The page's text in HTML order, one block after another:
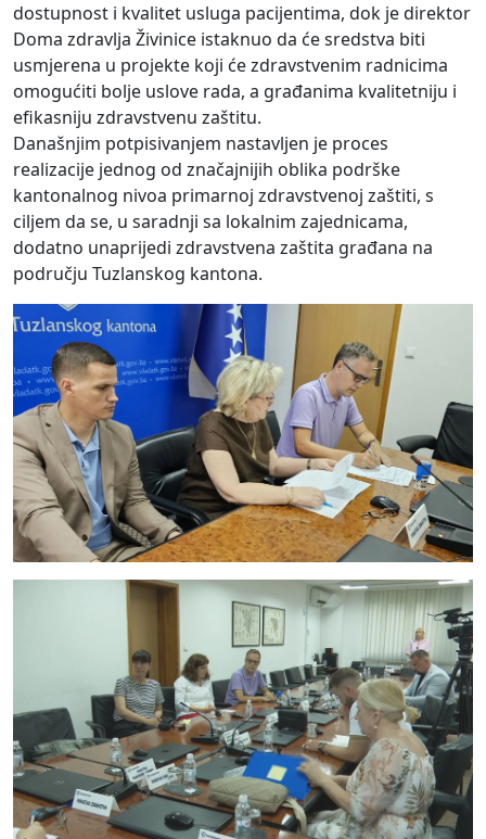
dostupnost i kvalitet usluga pacijentima, dok je direktor
Doma zdravlja Živinice istaknuo da će sredstva biti
usmjerena u projekte koji će zdravstvenim radnicima
omogućiti bolje uslove rada, a građanima kvalitetniju i
efikasniju zdravstvenu zaštitu.
Današnjim potpisivanjem nastavljen je proces
realizacije jednog od značajnijih oblika podrške
kantonalnog nivoa primarnoj zdravstvenoj zaštiti, s
ciljem da se, u saradnji sa lokalnim zajednicama,
dodatno unaprijedi zdravstvena zaštita građana na
području Tuzlanskog kantona.